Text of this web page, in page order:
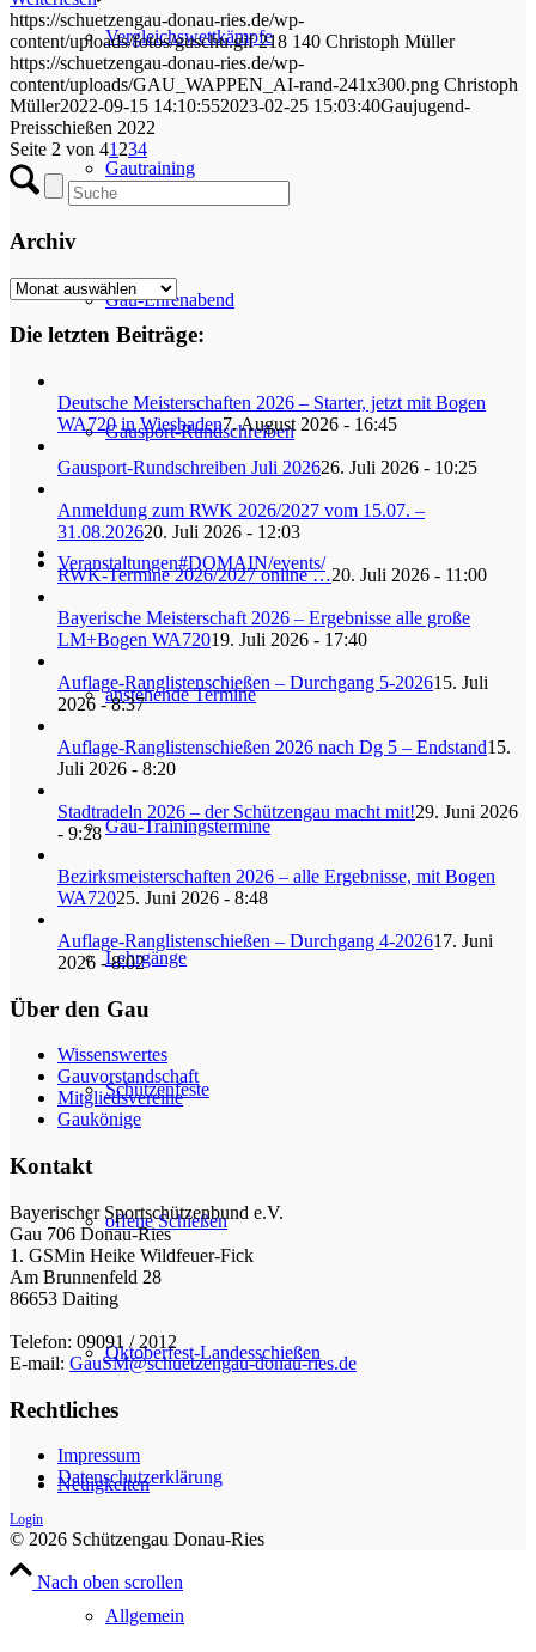
Vergleichswettkämpfe
Gautraining
Gau-Ehrenabend
Gausport-Rundschreiben
Veranstaltungen#DOMAIN/events/
anstehende Termine
Gau-Trainingstermine
Lehrgänge
Schützenfeste
offene Schießen
Oktoberfest-Landesschießen
Neuigkeiten
Allgemein
https://schuetzengau-donau-ries.de/wp-
content/uploads/fotos/guschu.gif 218 140 Christoph Müller
https://schuetzengau-donau-ries.de/wp-
content/uploads/GAU_WAPPEN_AI-rand-241x300.png Christoph
Müller2022-09-15 14:10:552023-02-25 15:03:40Gaujugend-
Preisschießen 2022
Seite 2 von 41 234
Archiv
Archiv
Die letzten Beiträge:
Deutsche Meisterschaften 2026 – Starter, jetzt mit Bogen
WA720 in Wiesbaden7. August 2026 - 16:45
Gausport-Rundschreiben Juli 202626. Juli 2026 - 10:25
Anmeldung zum RWK 2026/2027 vom 15.07. –
31.08.202620. Juli 2026 - 12:03
RWK-Termine 2026/2027 online …20. Juli 2026 - 11:00
Bayerische Meisterschaft 2026 – Ergebnisse alle große
LM+Bogen WA72019. Juli 2026 - 17:40
Auflage-Ranglistenschießen – Durchgang 5-202615. Juli
2026 - 8:37
Auflage-Ranglistenschießen 2026 nach Dg 5 – Endstand15.
Juli 2026 - 8:20
Stadtradeln 2026 – der Schützengau macht mit!29. Juni 2026
- 9:28
Bezirksmeisterschaften 2026 – alle Ergebnisse, mit Bogen
WA72025. Juni 2026 - 8:48
Auflage-Ranglistenschießen – Durchgang 4-202617. Juni
2026 - 8:02
Über den Gau
Wissenswertes
Gauvorstandschaft
Mitgliedsvereine
Gaukönige
Kontakt
Bayerischer Sportschützenbund e.V.
Gau 706 Donau-Ries
1. GSMin Heike Wildfeuer-Fick
Am Brunnenfeld 28
86653 Daiting
Telefon: 09091 / 2012
E-mail: GauSM@schuetzengau-donau-ries.de
Rechtliches
Impressum
Datenschutzerklärung
Login
© 2026 Schützengau Donau-Ries
Nach oben scrollen